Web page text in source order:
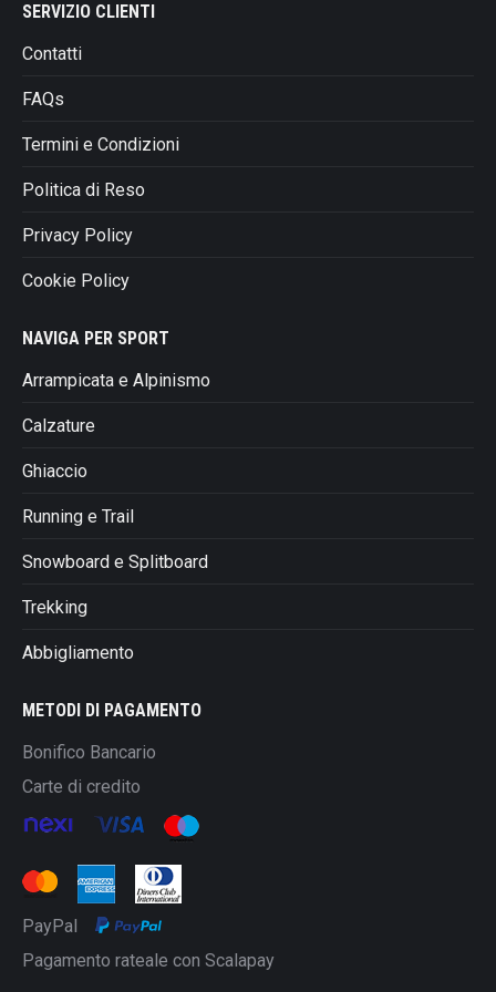
SERVIZIO CLIENTI
Contatti
FAQs
Termini e Condizioni
Politica di Reso
Privacy Policy
Cookie Policy
NAVIGA PER SPORT
Arrampicata e Alpinismo
Calzature
Ghiaccio
Running e Trail
Snowboard e Splitboard
Trekking
Abbigliamento
METODI DI PAGAMENTO
Bonifico Bancario
Carte di credito
PayPal
Pagamento rateale con Scalapay